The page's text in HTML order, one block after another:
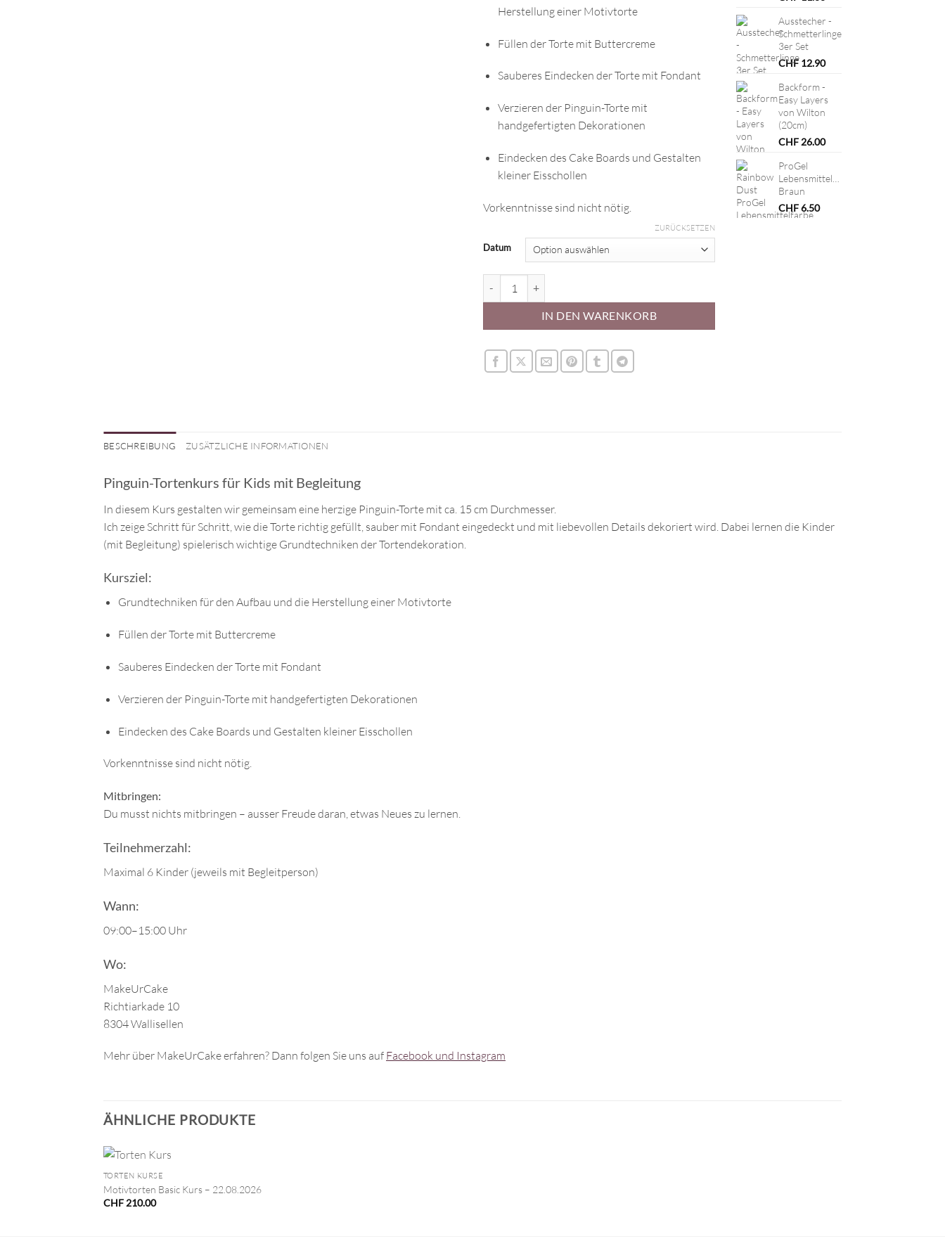
Herstellung einer Motivtorte
Füllen der Torte mit Buttercreme
Sauberes Eindecken der Torte mit Fondant
Verzieren der Pinguin-Torte mit
handgefertigten Dekorationen
Eindecken des Cake Boards und Gestalten
kleiner Eisschollen
Vorkenntnisse sind nicht nötig.
Datum
ZURÜCKSETZEN
IN DEN WARENKORB
Ausstecher -
Schmetterlinge
3er Set
CHF12.90
Backform -
Easy Layers
von Wilton
(20cm)
CHF26.00
ProGel
Lebensmittelfarbe
Braun
CHF6.50
BESCHREIBUNG ZUSÄTZLICHE INFORMATIONEN
Pinguin-Tortenkurs für Kids mit Begleitung
In diesem Kurs gestalten wir gemeinsam eine herzige Pinguin-Torte mit ca. 15 cm Durchmesser.
Ich zeige Schritt für Schritt, wie die Torte richtig gefüllt, sauber mit Fondant eingedeckt und mit liebevollen Details dekoriert wird. Dabei lernen die Kinder
(mit Begleitung) spielerisch wichtige Grundtechniken der Tortendekoration.
Kursziel:
Grundtechniken für den Aufbau und die Herstellung einer Motivtorte
Füllen der Torte mit Buttercreme
Sauberes Eindecken der Torte mit Fondant
Verzieren der Pinguin-Torte mit handgefertigten Dekorationen
Eindecken des Cake Boards und Gestalten kleiner Eisschollen
Vorkenntnisse sind nicht nötig.
Mitbringen:
Du musst nichts mitbringen – ausser Freude daran, etwas Neues zu lernen.
Teilnehmerzahl:
Maximal 6 Kinder (jeweils mit Begleitperson)
Wann:
09:00–15:00 Uhr
Wo:
MakeUrCake
Richtiarkade 10
8304 Wallisellen
Mehr über MakeUrCake erfahren? Dann folgen Sie uns auf Facebook und Instagram
ÄHNLICHE PRODUKTE
+
TORTEN KURSE
Motivtorten Basic Kurs – 22.08.2026
CHF210.00